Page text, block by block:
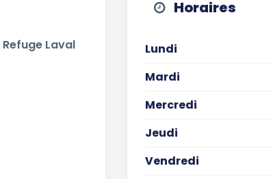
Refuge Laval
Horaires
Lundi
Mardi
Mercredi
Jeudi
Vendredi